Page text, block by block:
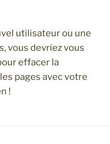
utilisateur ou une
vous devriez vous
effacer la
pages avec votre
!